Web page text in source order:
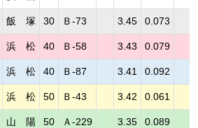
飯 塚 30 Ｂ-73 3.45 0.073
浜 松 40 Ｂ-58 3.43 0.079
浜 松 40 Ｂ-87 3.41 0.092
浜 松 50 Ｂ-43 3.42 0.061
山 陽 50 Ａ-229 3.35 0.089